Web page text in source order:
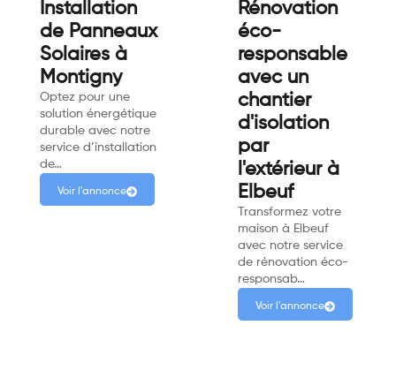
Installation
de Panneaux
Solaires à
Montigny
Optez pour une
solution énergétique
durable avec notre
service d’installation
de…
Voir l'annonce
Rénovation
éco-
responsable
avec un
chantier
d'isolation
par
l'extérieur à
Elbeuf
Transformez votre
maison à Elbeuf
avec notre service
de rénovation éco-
responsab…
Voir l'annonce